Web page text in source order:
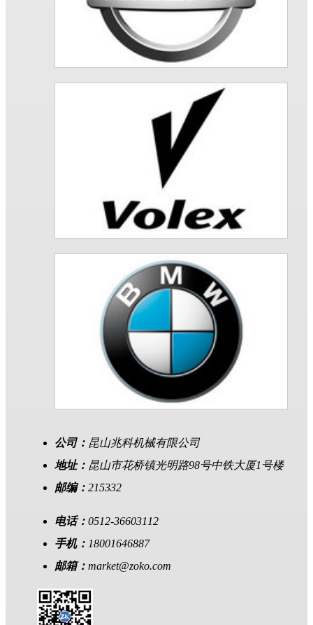
公司： 昆山兆科机械有限公司
地址： 昆山市花桥镇光明路98号中铁大厦1号楼
邮编： 215332
电话： 0512-36603112
手机： 18001646887
邮箱： market@zoko.com